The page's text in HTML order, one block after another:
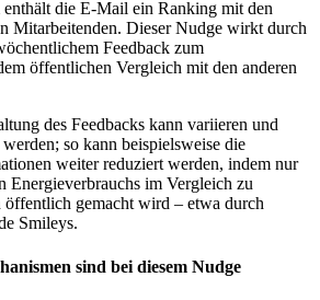
enthält die E-Mail ein Ranking mit den
Mitarbeitenden. Dieser Nudge wirkt durch
Feedback zum
öffentlichen Vergleich mit den anderen
des Feedbacks kann variieren und
so kann beispielsweise die
weiter reduziert werden, indem nur
Energieverbrauchs im Vergleich zu
öffentlich gemacht wird – etwa durch
Smileys.
sind bei diesem Nudge